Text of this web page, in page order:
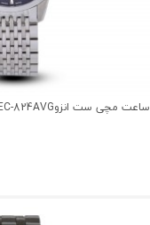
ساعت مچی ست انزوEC-824AVG